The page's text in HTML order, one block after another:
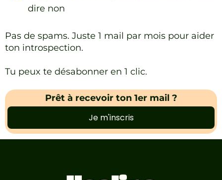
dire non
Pas de spams. Juste 1 mail par mois pour aider
ton introspection.
Tu peux te désabonner en 1 clic.
Prêt à recevoir ton 1er mail ?
Je m'inscris